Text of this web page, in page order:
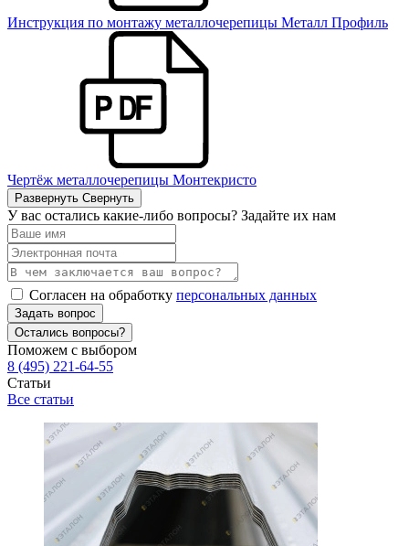
Инструкция по монтажу металлочерепицы Металл Профиль
Чертёж металлочерепицы Монтекристо
Развернуть Свернуть
У вас остались какие-либо вопросы? Задайте их нам
Согласен на обработку персональных данных
Задать вопрос
Остались вопросы?
Поможем с выбором
8 (495) 221-64-55
Статьи
Все статьи